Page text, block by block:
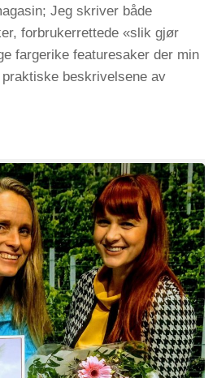
Jeg skriver både
forbrukerrettede «slik gjør
fargerike featuresaker der min
beskrivelsene av